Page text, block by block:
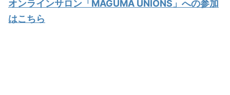
オンラインサロン「MAGUMA UNIONS」への参加
はこちら